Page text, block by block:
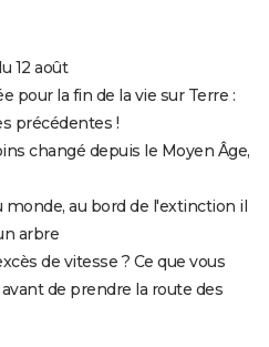
12 août
pour la fin de la vie sur Terre :
précédentes !
changé depuis le Moyen Âge,
monde, au bord de l'extinction il
arbre
de vitesse ? Ce que vous
de prendre la route des